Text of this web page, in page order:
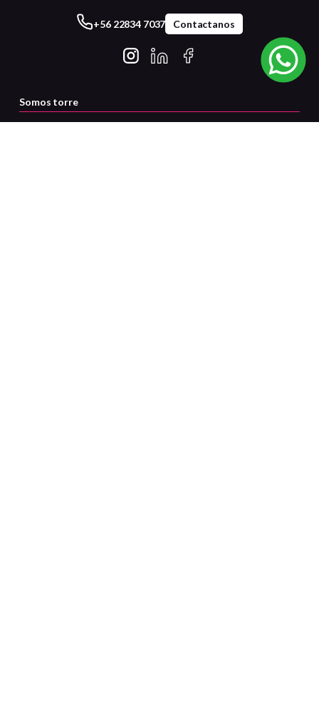
+56 22834 7037 Contactanos
Somos torre